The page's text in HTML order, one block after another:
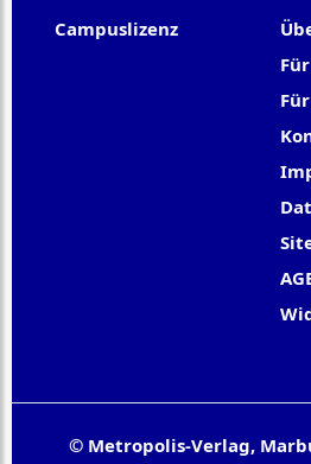
Campuslizenz
© Metropolis-Verlag,